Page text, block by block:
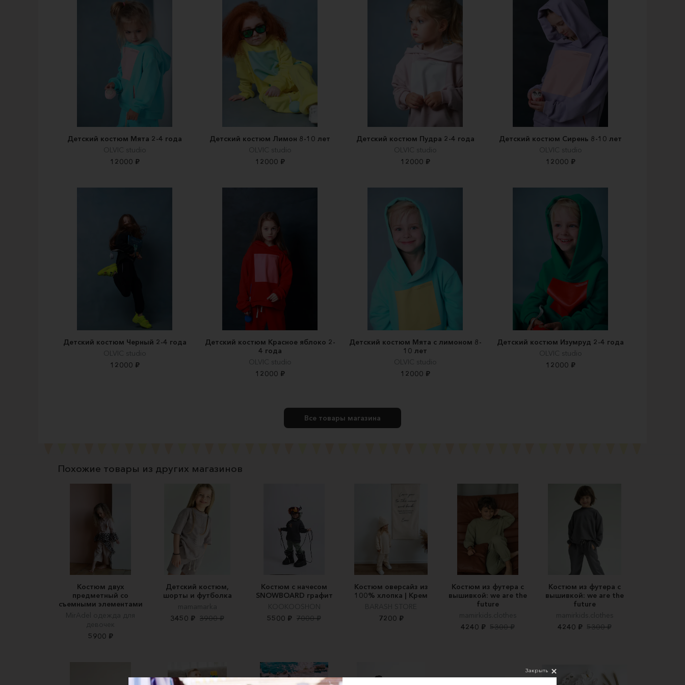
Детский костюм Мята 2-4 года
OLVIC studio
12000 ₽
Детский костюм Лимон 8-10 лет
OLVIC studio
12000 ₽
Детский костюм Пудра 2-4 года
OLVIC studio
12000 ₽
Детский костюм Сирень 8-10 лет
OLVIC studio
12000 ₽
Детский костюм Черный 2-4 года
OLVIC studio
12000 ₽
Детский костюм Красное яблоко 2-
4 года
OLVIC studio
12000 ₽
Детский костюм Мята с лимоном 8-
10 лет
OLVIC studio
12000 ₽
Детский костюм Изумруд 2-4 года
OLVIC studio
12000 ₽
Все товары магазина
Похожие товары из других магазинов
Костюм двух
предметный со
съемными элементами
MirAdel одежда для
девочек
5900 ₽
Детский костюм,
шорты и футболка
mamamarka
3450 ₽ 3900 ₽
Костюм с начесом
SNOWBOARD графит
KOOKOOSHON
5500 ₽ 7000 ₽
Костюм оверсайз из
100% хлопка | Крем
BARASH STORE
7200 ₽
Костюм из футера с
вышивкой: we are the
future
mamirkids.clothes
4240 ₽ 5300 ₽
Костюм из футера с
вышивкой: we are the
future
mamirkids.clothes
4240 ₽ 5300 ₽
Закрыть